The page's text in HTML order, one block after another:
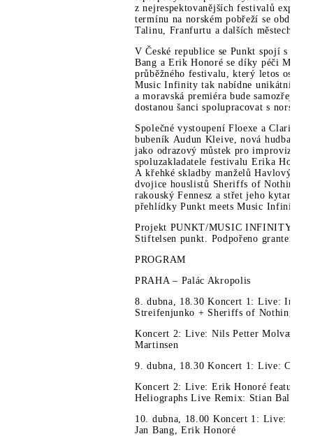
z nejrespektovanějších festivalů
termínu na norském pobřeží se
Talinu, Franfurtu a dalších městech.
V České republice se Punkt spojí s
Bang a Erik Honoré se díky péči
průběžného festivalu, který letos oslaví
Music Infinity tak nabídne unikátní
a moravská premiéra bude
dostanou šanci spolupracovat s
Společné vystoupení Floexe a Clarinet
bubeník Audun Kleive, nová hudba k
jako odrazový můstek pro improvizace
spoluzakladatele festivalu Erika
A křehké skladby manželů Havlových
dvojice houslistů Sheriffs of
rakouský Fennesz a střet jeho
přehlídky Punkt meets Music Infinity
Projekt PUNKT/MUSIC INFINITY
Stiftelsen punkt. Podpořeno grantem
PROGRAM
PRAHA – Palác Akropolis
8. dubna, 18.30 Koncert 1: Live:
Streifenjunko + Sheriffs of Nothingness
Koncert 2: Live: Nils Petter Molvær,
Martinsen
9. dubna, 18.30 Koncert 1: Live:
Koncert 2: Live: Erik Honoré
Heliographs Live Remix: Stian Balducci
10. dubna, 18.00 Koncert 1: Live:
Jan Bang, Erik Honoré